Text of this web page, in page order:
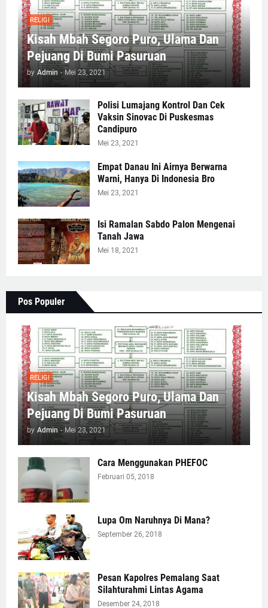
RELIGI
Kisah Mbah Segoro Puro, Ulama Dan
Pejuang Di Bumi Pasuruan
by Admin - Mei 23, 2021
Polisi Lumajang Kontrol Dan Cek
Vaksin Sinovac Di Puskesmas
Candipuro
Mei 23, 2021
Empat Danau Ini Airnya Berwarna
Warni, Hanya Di Indonesia Bro
Mei 23, 2021
Isi Ramalan Sabdo Palon Mengenai
Tanah Jawa
Mei 18, 2021
Pos Populer
RELIGI
Kisah Mbah Segoro Puro, Ulama Dan
Pejuang Di Bumi Pasuruan
by Admin - Mei 23, 2021
Cara Menggunakan PHEFOC
Februari 05, 2018
Lupa Om Naruhnya Di Mana?
September 26, 2018
Pesan Kapolres Pemalang Saat
Silahturahmi Lintas Agama
Desember 24, 2018